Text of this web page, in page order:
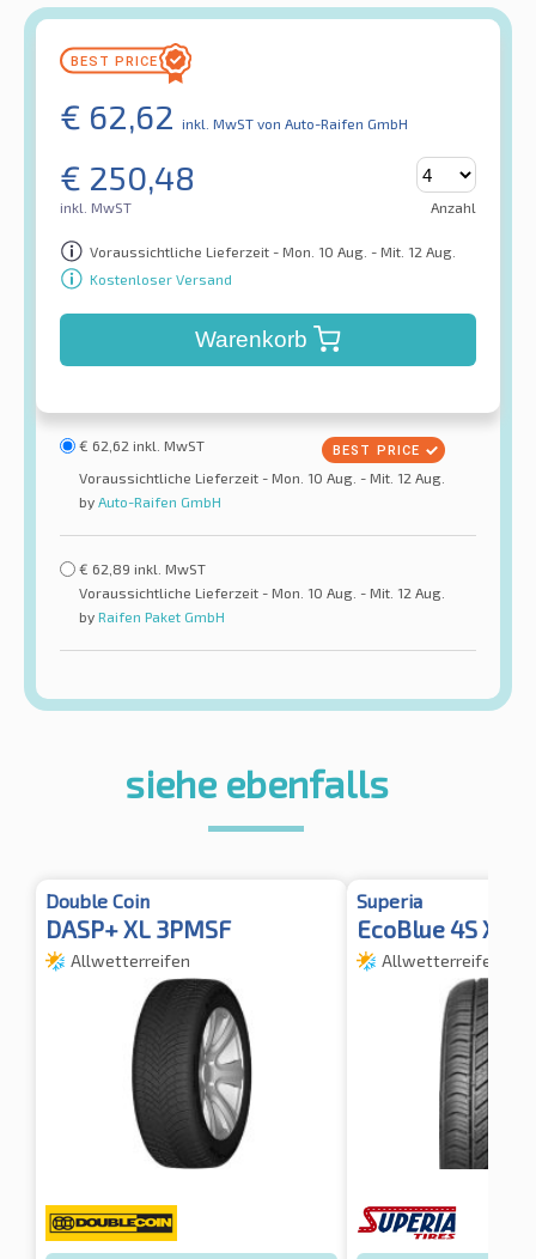
€ 62,62 inkl. MwST von Auto-Raifen GmbH
€ 250,48
inkl. MwST Anzahl
Voraussichtliche Lieferzeit - Mon. 10 Aug. - Mit. 12 Aug.
Kostenloser Versand
Warenkorb
€ 62,62 inkl. MwST
Voraussichtliche Lieferzeit - Mon. 10 Aug. - Mit. 12 Aug.
by Auto-Raifen GmbH
€ 62,89 inkl. MwST
Voraussichtliche Lieferzeit - Mon. 10 Aug. - Mit. 12 Aug.
by Raifen Paket GmbH
siehe ebenfalls
Double Coin
DASP+ XL 3PMSF
Allwetterreifen
Superia
EcoBlue 4S XL
Allwetterreifen